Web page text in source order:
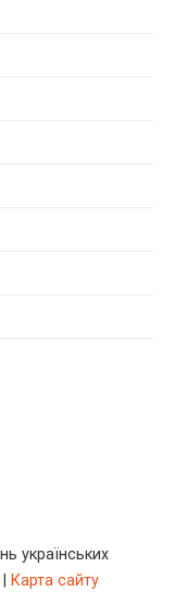
українських
Карта сайту